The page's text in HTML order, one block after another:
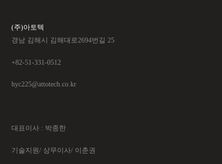
(주)아토텍
경남 김해시 김해대로2694번길 25
+82-51-331-0512
hyc225@attotech.co.kr
대표이사 : 박종한
기술지원/ 상무이사/ 이춘권